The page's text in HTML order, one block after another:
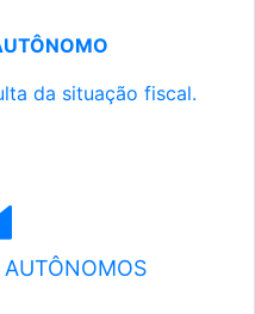
da situação fiscal.
AUTÔNOMOS